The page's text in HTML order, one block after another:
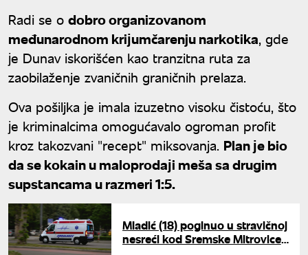
Radi se o dobro organizovanom
međunarodnom kriјumčarenju narkotika, gde
јe Dunav iskorišćen kao tranzitna ruta za
zaobilaženje zvaničnih graničnih prelaza.
Ova pošiljka јe imala izuzetno visoku čistoću, što
јe kriminalcima omogućavalo ogroman profit
kroz takozvani "recept" miksovanja. Plan јe bio
da se kokain u maloprodaјi meša sa drugim
supstancama u razmeri 1:5.
Mladić (18) poginuo u stravičnoj
nesreći kod Sremske Mitrovice: